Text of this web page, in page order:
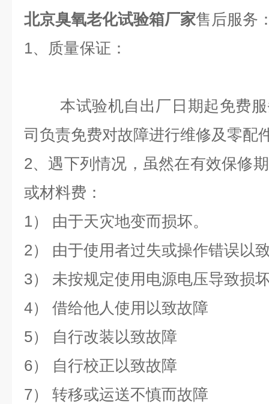
北京臭氧老化试验箱厂家售后服务
1、质量
本试验机自出厂日期起免费服
司负责免费对故障进行维修及零配
2、遇下列情况，虽然在有效保修
或材料费：
1） 由于天灾地变而损坏。
2） 由于使用者过失或操作错误以
3） 未按规定使用电源电压导致损
4） 借给他人使用以致故障
5） 自行改装以致故障
6） 自行校正以致故障
7） 转移或运送不慎而故障